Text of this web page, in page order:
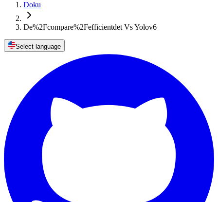
Doku
De%2Fcompare%2Fefficientdet Vs Yolov6
Select language